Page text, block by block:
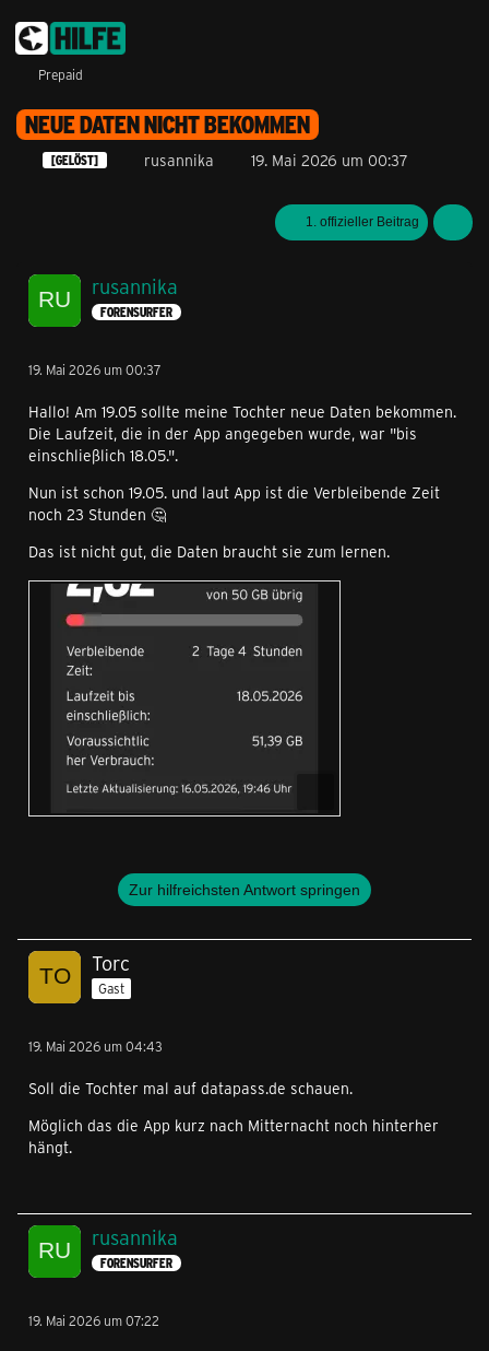
Prepaid
NEUE DATEN NICHT BEKOMMEN
[GELÖST] rusannika 19. Mai 2026 um 00:37
1. offizieller Beitrag
rusannika
FORENSURFER
19. Mai 2026 um 00:37
Hallo! Am 19.05 sollte meine Tochter neue Daten bekommen.
Die Laufzeit, die in der App angegeben wurde, war "bis
einschließlich 18.05.".
Nun ist schon 19.05. und laut App ist die Verbleibende Zeit
noch 23 Stunden 🤔
Das ist nicht gut, die Daten braucht sie zum lernen.
Zur hilfreichsten Antwort springen
Torc
Gast
19. Mai 2026 um 04:43
Soll die Tochter mal auf datapass.de schauen.
Möglich das die App kurz nach Mitternacht noch hinterher
hängt.
rusannika
FORENSURFER
19. Mai 2026 um 07:22